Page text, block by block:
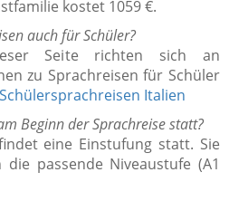
kostet 1059 €.
auch für Schüler?
Seite richten sich an
zu Sprachreisen für Schüler
Schülersprachreisen Italien
Beginn der Sprachreise statt?
eine Einstufung statt. Sie
passende Niveaustufe (A1